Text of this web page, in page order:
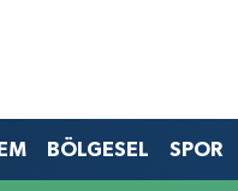
BÖLGESEL SPOR